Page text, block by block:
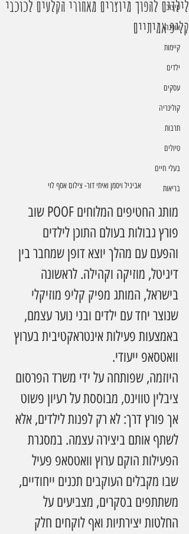
עיצוב
אופנה
קיימות
ילדים
עסקים
קולינריה
תרבות
טיולים
בעלי חיים
בריאות
לילדים להפוך מיוצרים מאחורי הקלעים לכוכבי
קליפ אמיתיים
אביגיל ויסמן ואיתי דור- צילום אסף לוי
מותג החטיפים המלוחים POOF שוב
פורץ גבולות בעולם התוכן לילדים
והפעם עם מהלך יוצא דופן שמחבר בין
דיגיטל, מוזיקה וקהילה. לראשונה
בישראל, המותג מפיק קליפ מוזיקלי
שנוצר יחד עם ילדים ובני נוער עצמם,
באמצעות פעילות אינטראקטיבית בערוץ
וואטסאפ ייעודי.
היוזמה, שפותחה על ידי משרד הפרסום
ציבלין טווינס, מבוססת על רעיון פשוט
אך פורץ דרך: לא רק לפנות לילדים, אלא
לשתף אותם ביצירה עצמה. במסגרת
הפעילות הוקם ערוץ וואטסאפ פעיל
שבו מקבלים העוקבים תכנים ייחודיים,
משתתפים בסקרים, מצביעים על
החלטות יצירתיות ואף לוקחים חלק